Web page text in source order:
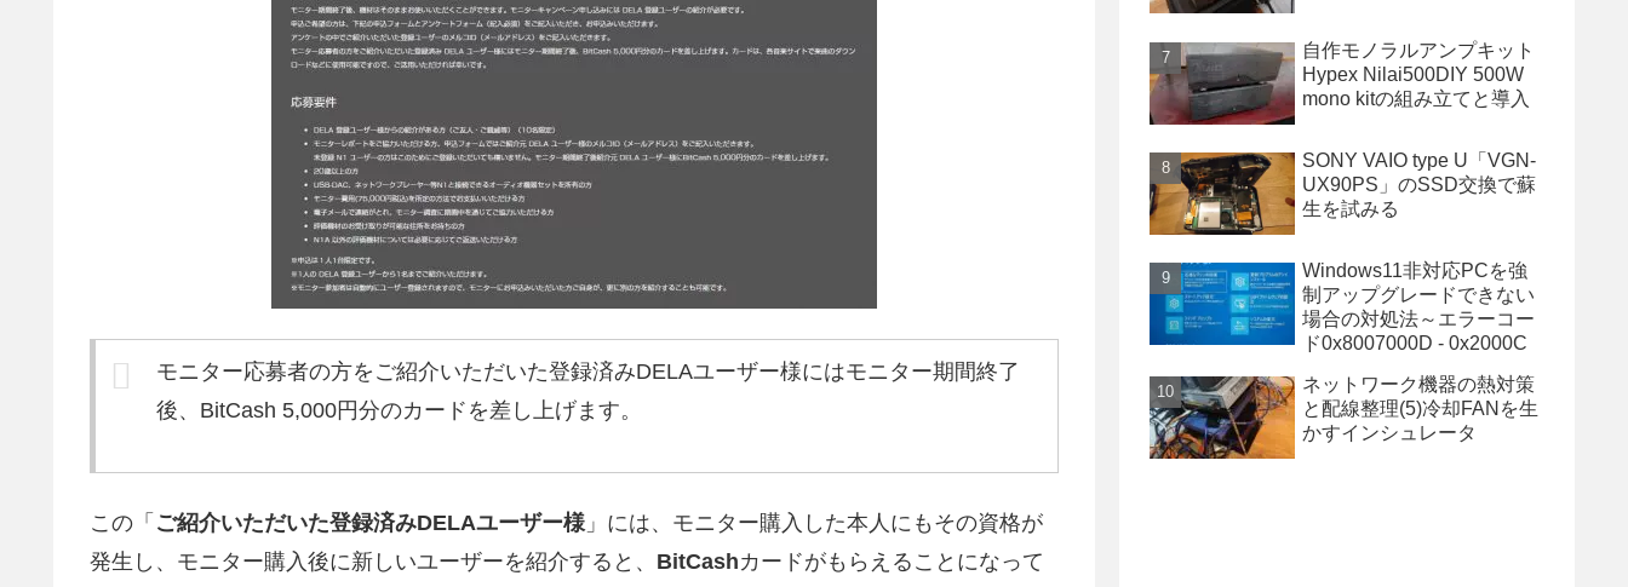
モニター応募者の方をご紹介いただいた登録済みDELAユーザー様にはモニター期間終了
後、BitCash 5,000円分のカードを差し上げます。
この「 ご紹介いただいた登録済みDELAユーザー様」には、モニター購入した本人にもその資格が
発生し、モニター購入後に新しいユーザーを紹介すると、 BitCashカードがもらえることになって
自作モノラルアンプキット
Hypex Nilai500DIY 500W
mono kitの組み立てと導入
SONY VAIO type U「VGN-
UX90PS」のSSD交換で蘇
生を試みる
Windows11非対応PCを強
制アップグレードできない
場合の対処法～エラーコー
ド0x8007000D - 0x2000C
ネットワーク機器の熱対策
と配線整理(5)冷却FANを生
かすインシュレータ